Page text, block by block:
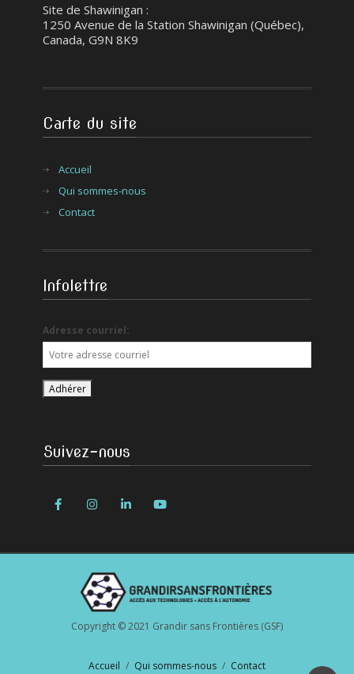
Site de Shawinigan :
1250 Avenue de la Station Shawinigan (Québec),
Canada, G9N 8K9
Carte du site
Accueil
Qui sommes-nous
Contact
Infolettre
Adresse courriel:
Suivez-nous
Copyright © 2021 Grandir sans Frontières (GSF)
Accueil Qui sommes-nous Contact